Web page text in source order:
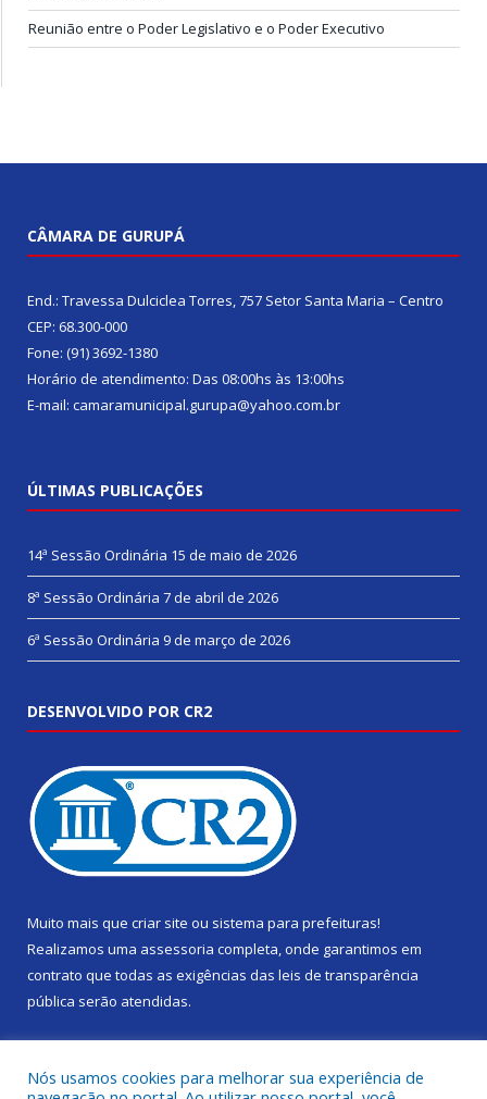
Reunião entre o Poder Legislativo e o Poder Executivo
CÂMARA DE GURUPÁ
End.: Travessa Dulciclea Torres, 757 Setor Santa Maria – Centro
CEP: 68.300-000
Fone: (91) 3692-1380
Horário de atendimento: Das 08:00hs às 13:00hs
E-mail: camaramunicipal.gurupa@yahoo.com.br
ÚLTIMAS PUBLICAÇÕES
14ª Sessão Ordinária 15 de maio de 2026
8ª Sessão Ordinária 7 de abril de 2026
6ª Sessão Ordinária 9 de março de 2026
DESENVOLVIDO POR CR2
Muito mais que criar site ou sistema para prefeituras!
Realizamos uma assessoria completa, onde garantimos em
contrato que todas as exigências das leis de transparência
pública serão atendidas.
Nós usamos cookies para melhorar sua experiência de